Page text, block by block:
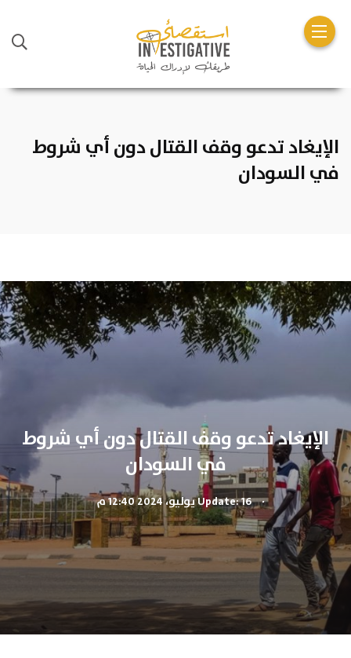
الإيغاد تدعو وقف القتال دون أي شروط
في السودان
الإيغاد تدعو وقف القتال دون أي شروط
في السودان
. Update: 16 يوليو، 2024 12:40 م